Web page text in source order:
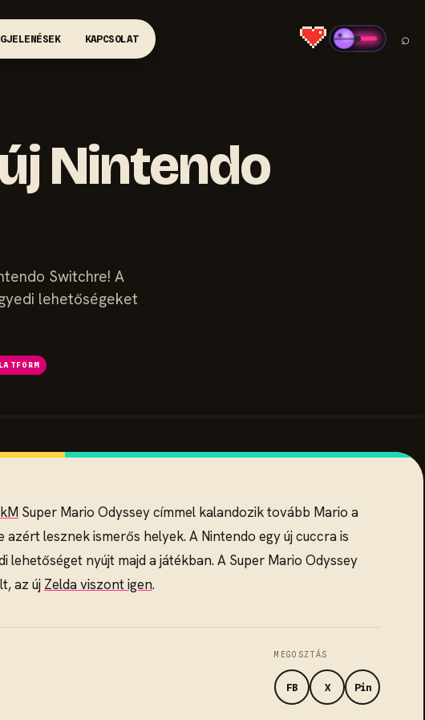
KAPCSOLAT ⌕
Nintendo
Switchre! A
lehetőségeket
Super Mario Odyssey címmel kalandozik tovább Mario a
lesznek ismerős helyek. A Nintendo egy új cuccra is
nyújt majd a játékban. A Super Mario Odyssey
az új Zelda viszont igen.
MEGOSZTÁS
FB X Pin